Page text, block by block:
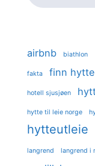
airbnb biathlon
fakta finn
hotell sjusjøen
hytte til leie norge
hytteutleie
langrend langrend i